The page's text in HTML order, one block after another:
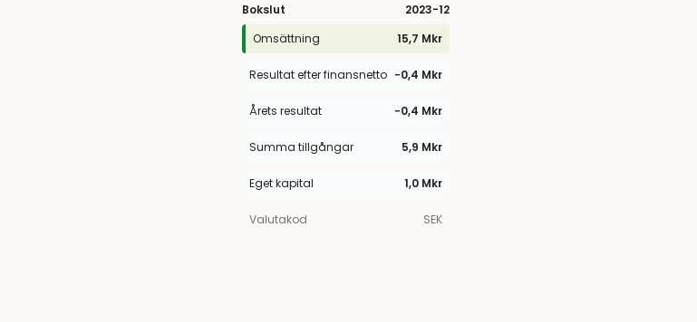
Bokslut 2023-12
Omsättning
15,7 Mkr
Resultat efter finansnetto −0,4 Mkr
Årets resultat −0,4 Mkr
Summa tillgångar 5,9 Mkr
Eget kapital 1,0 Mkr
Valutakod SEK